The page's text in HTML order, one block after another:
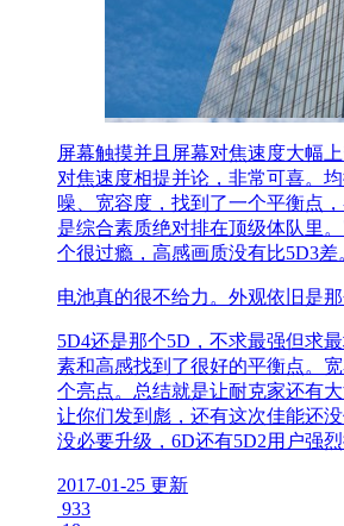
屏幕触摸并且屏幕对焦速度大幅
对焦速度相提并论，非常可喜。
噪、宽容度，找到了一个平衡点
是综合素质绝对排在顶级体队里
个很过瘾，高感画质没有比5D3差
电池真的很不给力。外观依旧是那
5D4还是那个5D，不求最强但求
素和高感找到了很好的平衡点。
个亮点。总结就是让耐克家还有
让你们发到彪，还有这次佳能还
没必要升级，6D还有5D2用户强烈
2017-01-25 更新
933